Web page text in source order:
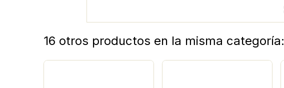
16 otros productos en la misma categoría: